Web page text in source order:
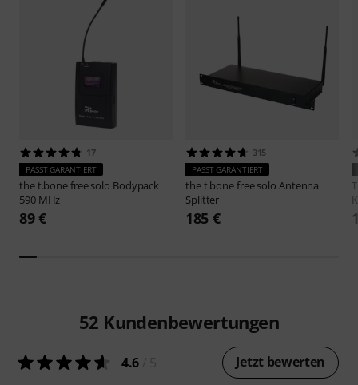
17
PASST GARANTIERT
the t.bonefree solo Bodypack
590 MHz
89 €
315
PASST GARANTIERT
the t.bonefree solo Antenna
Splitter
185 €
52 Kundenbewertungen
4.6 Jetzt bewerten